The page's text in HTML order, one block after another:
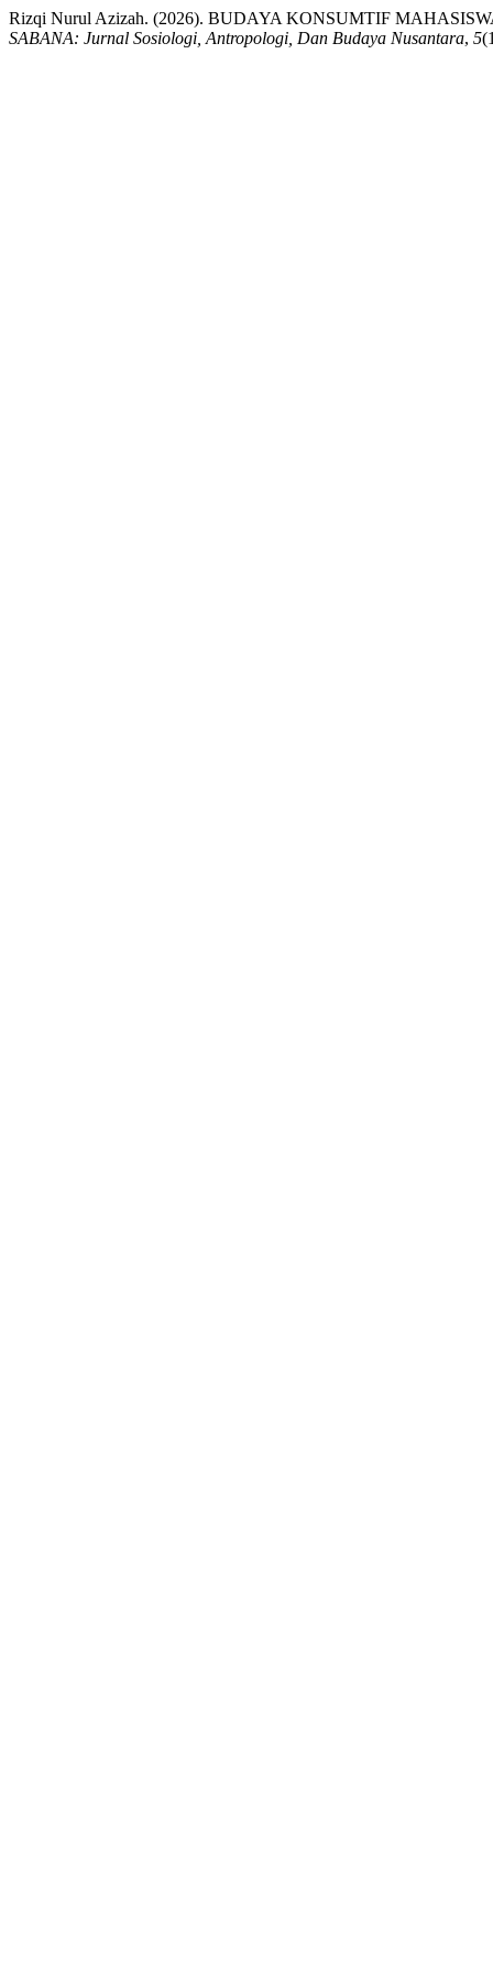
Rizqi Nurul Azizah. (2026). BUDAYA KONSUMTIF
SABANA: Jurnal Sosiologi, Antropologi, Dan Budaya Nusantara, 5